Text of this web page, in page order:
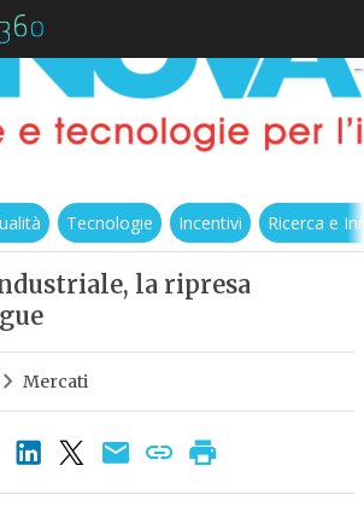
Tecnologie Incentivi Ricerca e
la ripresa
Mercati